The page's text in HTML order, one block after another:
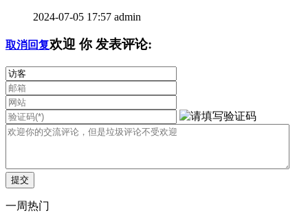
2024-07-05 17:57 admin
取消回复欢迎 你发表评论:
一周热门